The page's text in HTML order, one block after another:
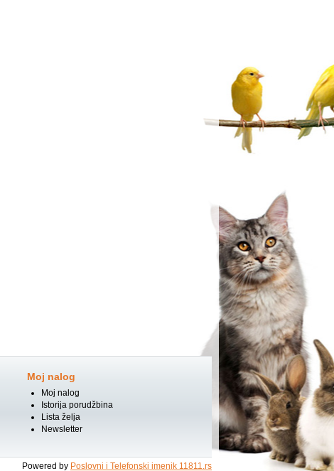
Moj nalog
Moj nalog
Istorija porudžbina
Lista želja
Newsletter
Powered by Poslovni i Telefonski imenik 11811.rs